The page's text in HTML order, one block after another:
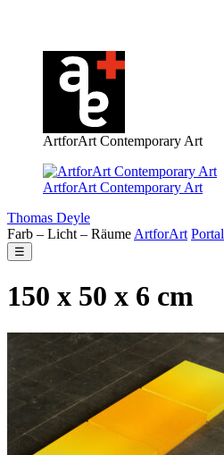
ArtforArt Contemporary Art
ArtforArt Contemporary Art
Thomas Deyle
Farb – Licht – Räume ArtforArt Portal
☰
150 x 50 x 6 cm